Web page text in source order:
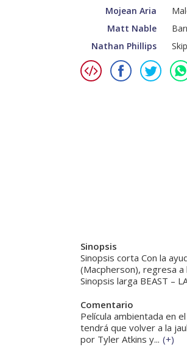
Mojean Aria
Matt Nable
Nathan Phillips
Skip
Sinopsis
Sinopsis corta Con la
(Macpherson), regresa
Sinopsis larga BEAST –
Comentario
Película ambientada en
tendrá que volver a la
por Tyler Atkins y... (+)